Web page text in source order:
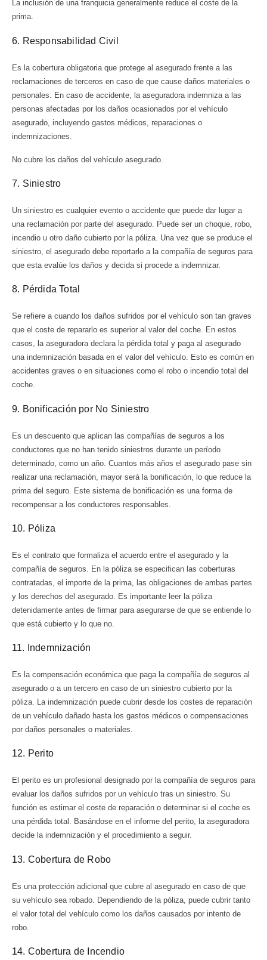
La inclusión de una franquicia generalmente reduce el coste de la
prima.
6. Responsabilidad Civil
Es la cobertura obligatoria que protege al asegurado frente a las
reclamaciones de terceros en caso de que cause daños materiales o
personales. En caso de accidente, la aseguradora indemniza a las
personas afectadas por los daños ocasionados por el vehículo
asegurado, incluyendo gastos médicos, reparaciones o
indemnizaciones.
No cubre los daños del vehículo asegurado.
7. Siniestro
Un siniestro es cualquier evento o accidente que puede dar lugar a
una reclamación por parte del asegurado. Puede ser un choque, robo,
incendio u otro daño cubierto por la póliza. Una vez que se produce el
siniestro, el asegurado debe reportarlo a la compañía de seguros para
que esta evalúe los daños y decida si procede a indemnizar.
8. Pérdida Total
Se refiere a cuando los daños sufridos por el vehículo son tan graves
que el coste de repararlo es superior al valor del coche. En estos
casos, la aseguradora declara la pérdida total y paga al asegurado
una indemnización basada en el valor del vehículo. Esto es común en
accidentes graves o en situaciones como el robo o incendio total del
coche.
9. Bonificación por No Siniestro
Es un descuento que aplican las compañías de seguros a los
conductores que no han tenido siniestros durante un período
determinado, como un año. Cuantos más años el asegurado pase sin
realizar una reclamación, mayor será la bonificación, lo que reduce la
prima del seguro. Este sistema de bonificación es una forma de
recompensar a los conductores responsables.
10. Póliza
Es el contrato que formaliza el acuerdo entre el asegurado y la
compañía de seguros. En la póliza se especifican las coberturas
contratadas, el importe de la prima, las obligaciones de ambas partes
y los derechos del asegurado. Es importante leer la póliza
detenidamente antes de firmar para asegurarse de que se entiende lo
que está cubierto y lo que no.
11. Indemnización
Es la compensación económica que paga la compañía de seguros al
asegurado o a un tercero en caso de un siniestro cubierto por la
póliza. La indemnización puede cubrir desde los costes de reparación
de un vehículo dañado hasta los gastos médicos o compensaciones
por daños personales o materiales.
12. Perito
El perito es un profesional designado por la compañía de seguros para
evaluar los daños sufridos por un vehículo tras un siniestro. Su
función es estimar el coste de reparación o determinar si el coche es
una pérdida total. Basándose en el informe del perito, la aseguradora
decide la indemnización y el procedimiento a seguir.
13. Cobertura de Robo
Es una protección adicional que cubre al asegurado en caso de que
su vehículo sea robado. Dependiendo de la póliza, puede cubrir tanto
el valor total del vehículo como los daños causados por intento de
robo.
14. Cobertura de Incendio